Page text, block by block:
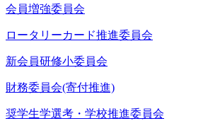
会員増強委員会
ロータリーカード推進委員会
新会員研修小委員会
財務委員会(寄付推進)
奨学生学選考・学校推進委員会